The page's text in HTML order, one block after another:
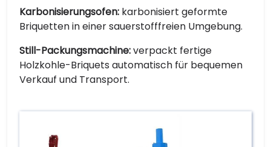
Karbonisierungsofen: karbonisiert geformte
Briquetten in einer sauerstofffreien Umgebung.
Still-Packungsmachine:verpackt fertige
Holzkohle-Briquets automatisch für bequemen
Verkauf und Transport.